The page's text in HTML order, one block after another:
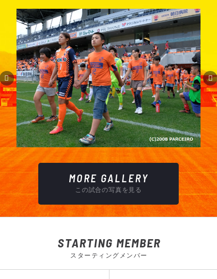
MORE GALLERY
この試合の写真を見る
STARTING MEMBER
スターティングメンバー